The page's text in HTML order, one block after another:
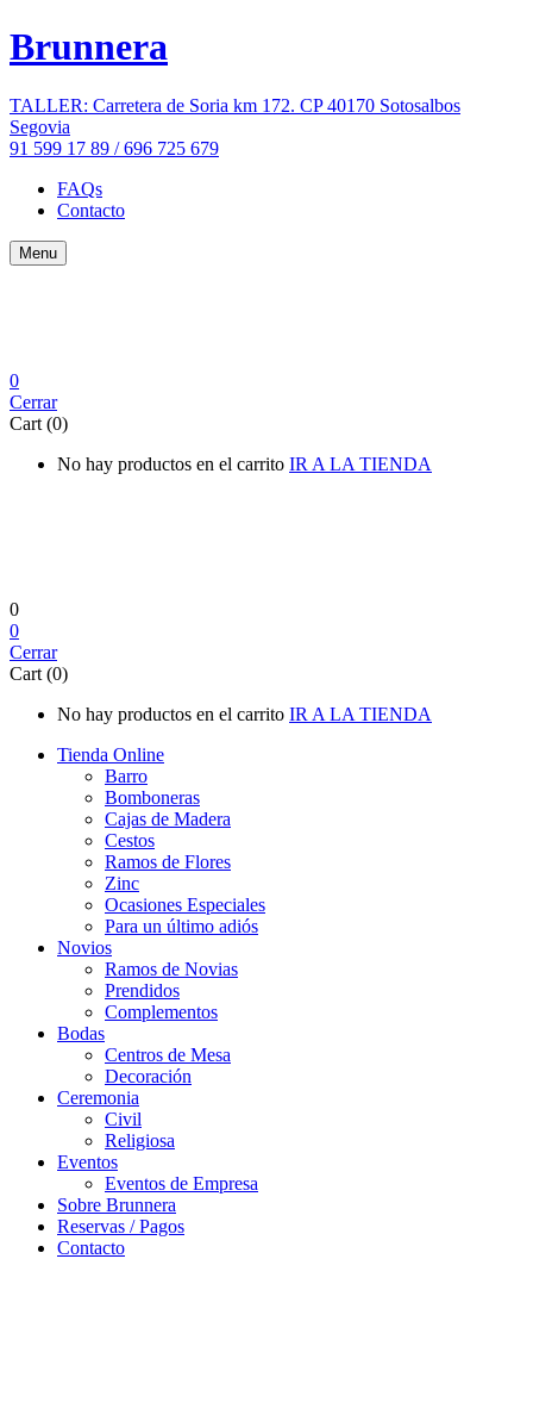
Brunnera
TALLER: Carretera de Soria km 172. CP 40170 Sotosalbos
Segovia
91 599 17 89 / 696 725 679
FAQs
Contacto
Menu
0
Cerrar
Cart (0)
No hay productos en el carrito IR A LA TIENDA
0
0
Cerrar
Cart (0)
No hay productos en el carrito IR A LA TIENDA
Tienda Online
Barro
Bomboneras
Cajas de Madera
Cestos
Ramos de Flores
Zinc
Ocasiones Especiales
Para un último adiós
Novios
Ramos de Novias
Prendidos
Complementos
Bodas
Centros de Mesa
Decoración
Ceremonia
Civil
Religiosa
Eventos
Eventos de Empresa
Sobre Brunnera
Reservas / Pagos
Contacto